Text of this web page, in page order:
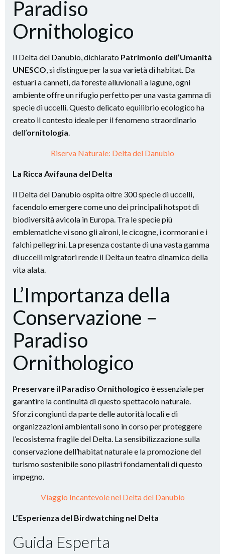
Paradiso
Ornithologico
Il Delta del Danubio, dichiarato Patrimonio dell’Umanità
UNESCO, si distingue per la sua varietà di habitat. Da
estuari a canneti, da foreste alluvionali a lagune, ogni
ambiente offre un rifugio perfetto per una vasta gamma di
specie di uccelli. Questo delicato equilibrio ecologico ha
creato il contesto ideale per il fenomeno straordinario
dell’ornitologia.
Riserva Naturale: Delta del Danubio
La Ricca Avifauna del Delta
Il Delta del Danubio ospita oltre 300 specie di uccelli,
facendolo emergere come uno dei principali hotspot di
biodiversità avicola in Europa. Tra le specie più
emblematiche vi sono gli aironi, le cicogne, i cormorani e i
falchi pellegrini. La presenza costante di una vasta gamma
di uccelli migratori rende il Delta un teatro dinamico della
vita alata.
L’Importanza della
Conservazione –
Paradiso
Ornithologico
Preservare il Paradiso Ornithologico è essenziale per
garantire la continuità di questo spettacolo naturale.
Sforzi congiunti da parte delle autorità locali e di
organizzazioni ambientali sono in corso per proteggere
l’ecosistema fragile del Delta. La sensibilizzazione sulla
conservazione dell’habitat naturale e la promozione del
turismo sostenibile sono pilastri fondamentali di questo
impegno.
Viaggio Incantevole nel Delta del Danubio
L’Esperienza del Birdwatching nel Delta
Guida Esperta